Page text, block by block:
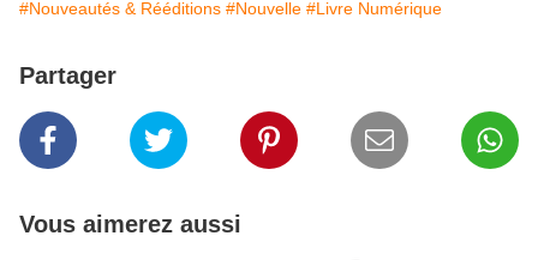
#Nouveautés & Rééditions #Nouvelle #Livre Numérique
Partager
Vous aimerez aussi